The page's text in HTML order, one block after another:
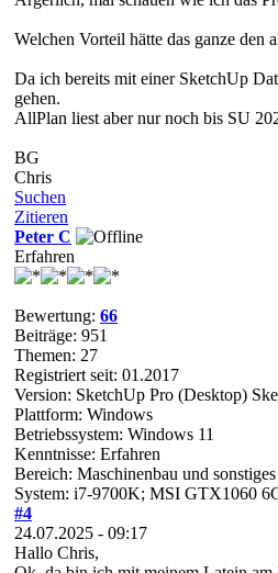
Welchen Vorteil hätte das ganze
Da ich bereits mit einer SketchUp
gehen.
AllPlan liest aber nur noch bis SU
BG
Chris
Suchen
Zitieren
Peter C
Erfahren
Bewertung: 66
Beiträge: 951
Themen: 27
Registriert seit: 01.2017
Version: SketchUp Pro (Desktop)
Plattform: Windows
Betriebssystem: Windows 11
Kenntnisse: Erfahren
Bereich: Maschinenbau und sonstiges
System: i7-9700K; MSI GTX1060
#4
24.07.2025 - 09:17
Hallo Chris,